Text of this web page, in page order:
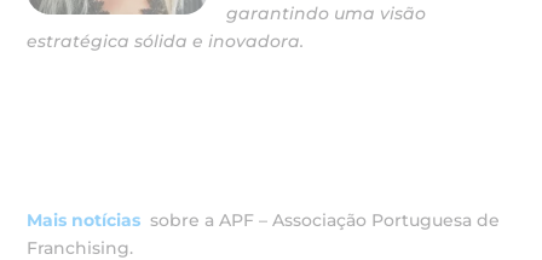
garantindo uma visão
estratégica sólida e inovadora.
Mais notícias sobre a APF – Associação Portuguesa de
Franchising.